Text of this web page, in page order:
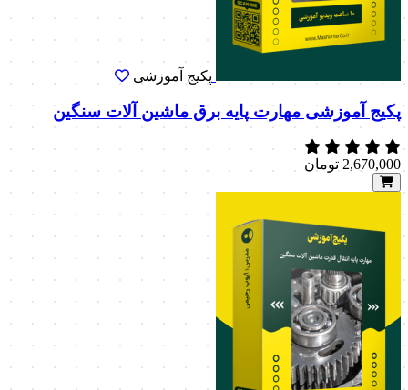
پکیج آموزشی
پکیج آموزشی مهارت پایه برق ماشین آلات سنگین
2,670,000 تومان